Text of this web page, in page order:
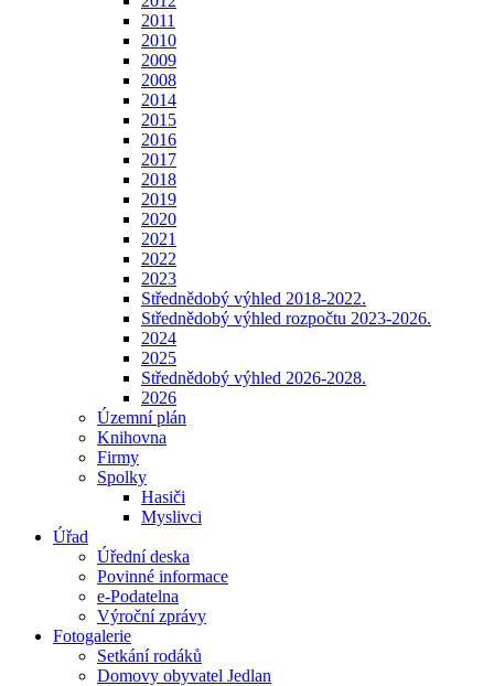
2011
2010
2009
2008
2014
2015
2016
2017
2018
2019
2020
2021
2022
2023
Střednědobý výhled 2018-2022.
Střednědobý výhled rozpočtu 2023-2026.
2024
2025
Střednědobý výhled 2026-2028.
2026
Územní plán
Knihovna
Firmy
Spolky
Hasiči
Myslivci
Úřad
Úřední deska
Povinné informace
e-Podatelna
Výroční zprávy
Fotogalerie
Setkání rodáků
Domovy obyvatel Jedlan